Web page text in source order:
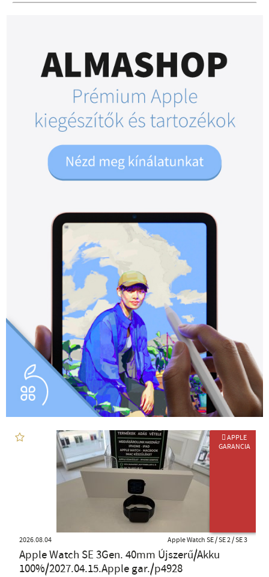
 APPLE
GARANCIA
2026.08.04 Apple Watch SE / SE 2 / SE 3
Apple Watch SE 3Gen. 40mm Újszerű/Akku
100%/2027.04.15.Apple gar./p4928